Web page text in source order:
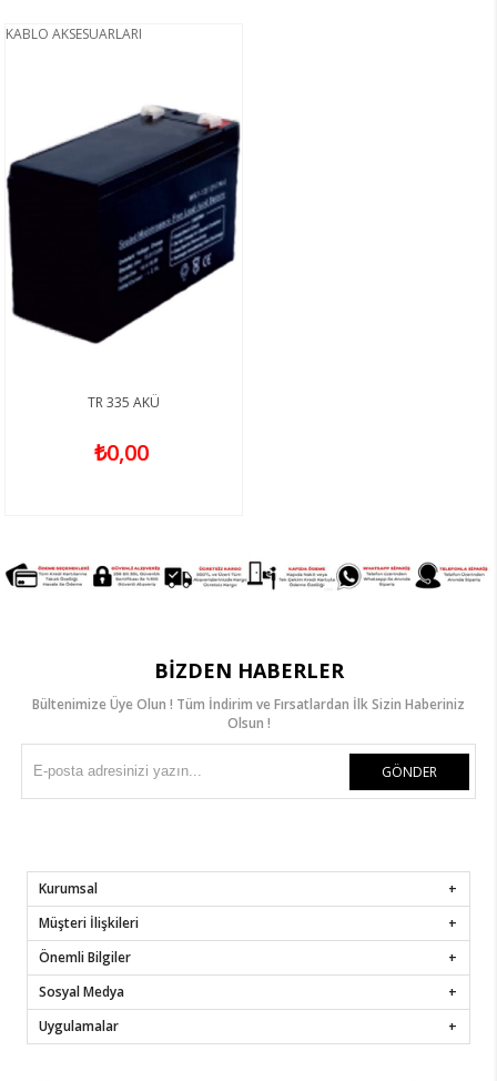
KABLO AKSESUARLARI
TR 335 AKÜ
₺0,00
BIZDEN HABERLER
Bültenimize Üye Olun ! Tüm İndirim ve Fırsatlardan İlk Sizin Haberiniz
Olsun !
GÖNDER
Kurumsal
Müşteri İlişkileri
Önemli Bilgiler
Sosyal Medya
Uygulamalar